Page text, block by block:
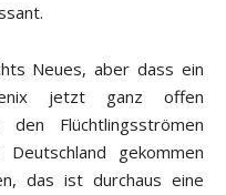
Neues, aber dass ein
jetzt ganz offen
Flüchtlingsströmen
gekommen
das ist durchaus eine